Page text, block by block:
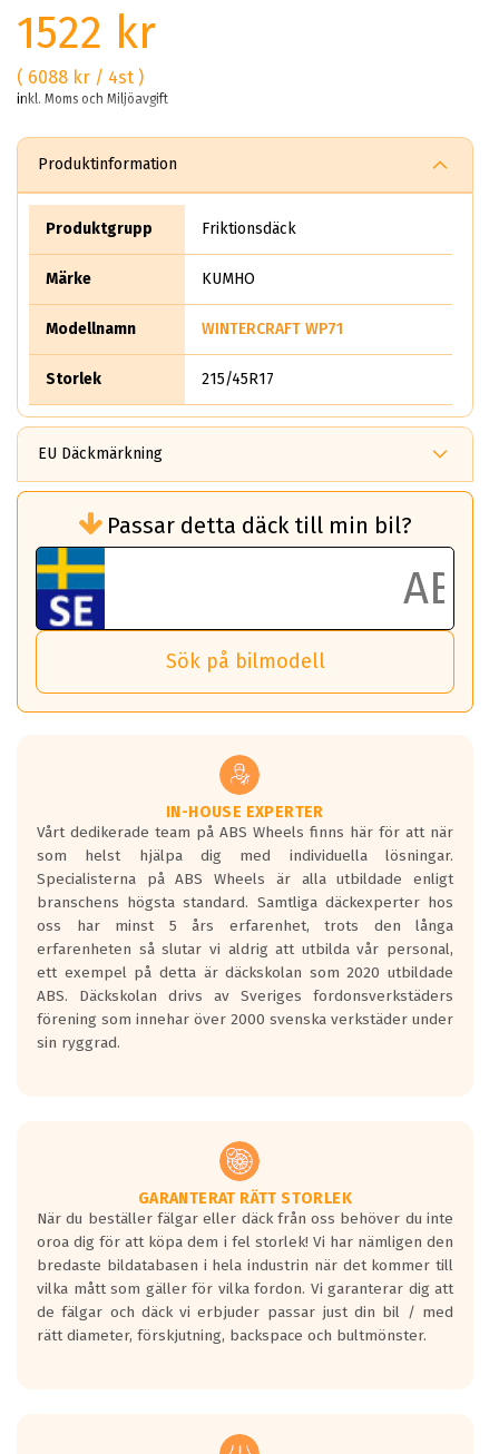
1522 kr
( 6088 kr / 4st )
inkl. Moms och Miljöavgift
Produktinformation
Produktgrupp Friktionsdäck
Märke KUMHO
Modellnamn WINTERCRAFT WP71
Storlek 215/45R17
EU Däckmärkning
bränsleförbrukningen)
Det ska vara en betygsskala från klass A
till G för rullmotstånd.
Ett klass A däck kommer ha 6,5% bättre
bränsleförbrukning än ett klass G däck.
Det betyder att om man kör 10,000 km,
så sparar man 50 liter bränsle med ett
vilken körstil du använder.
Våtgrepp egenskaper:
Betygsskalan är satt A till F. Där A påvisar
den kortaste bromssträckan och F är den
längsta.
Inga D eller G betyg delas ut för
personbilar och lätta lastbilar.
Betyget sätts efter ett test där däcken
skall bromsa in på en väg där det ligger
0.5-1.5 mm vatten.
I 80km/h kommer skillnaden på
Vid körning i över 50km/h brukar
rullmotståndets ljud överträffa
motorljudet.
På däckmärkningen kommer det finnas
en symbol av ett däck med vågar. Hög
bullernivå markeras med svarta vågor
medans de vita vågorna påvisar om det är
ett tyst däck.
regelverket som introduceras år 2016.
Passar detta däck till min bil?
Sök på bilmodell
IN-HOUSE EXPERTER
Vårt dedikerade team på ABS Wheels finns här för att när
som helst hjälpa dig med individuella lösningar.
Specialisterna på ABS Wheels är alla utbildade enligt
branschens högsta standard. Samtliga däckexperter hos
oss har minst 5 års erfarenhet, trots den långa
erfarenheten så slutar vi aldrig att utbilda vår personal,
ett exempel på detta är däckskolan som 2020 utbildade
ABS. Däckskolan drivs av Sveriges fordonsverkstäders
förening som innehar över 2000 svenska verkstäder under
sin ryggrad.
GARANTERAT RÄTT STORLEK
När du beställer fälgar eller däck från oss behöver du inte
oroa dig för att köpa dem i fel storlek! Vi har nämligen den
bredaste bildatabasen i hela industrin när det kommer till
vilka mått som gäller för vilka fordon. Vi garanterar dig att
de fälgar och däck vi erbjuder passar just din bil / med
rätt diameter, förskjutning, backspace och bultmönster.